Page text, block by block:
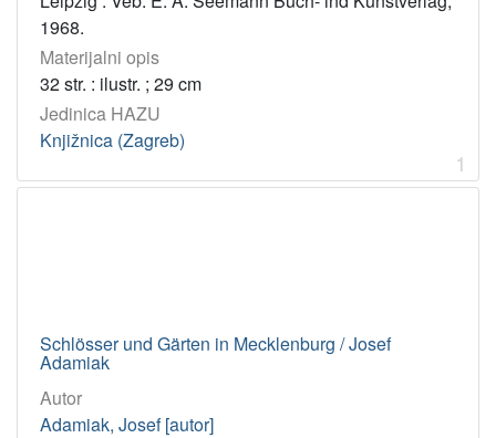
1968.
Materijalni opis
32 str. : ilustr. ; 29 cm
Jedinica HAZU
Knjižnica (Zagreb)
1
Schlösser und Gärten in Mecklenburg / Josef
Adamiak
Autor
Adamiak, Josef [autor]